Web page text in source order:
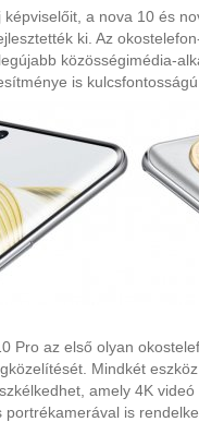
képviselőit, a nova 10 és
ki. Az
közösségimédia-
is kulcsfontosságú.
Pro az első olyan
Mindkét
amely 4K
is